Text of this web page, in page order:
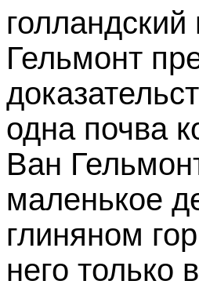
Гельмонт
одна почва
Ван
маленькое
глиняном
него только